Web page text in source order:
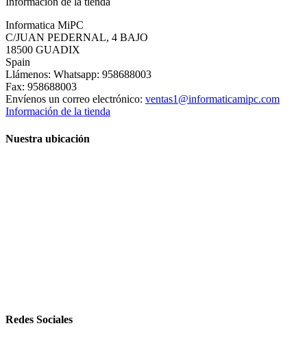
Informatica MiPC
C/JUAN PEDERNAL, 4 BAJO
18500 GUADIX
Spain
Llámenos: Whatsapp: 958688003
Fax: 958688003
Envíenos un correo electrónico: ventas1@informaticamipc.com
Información de la tienda
Nuestra ubicación
Redes Sociales